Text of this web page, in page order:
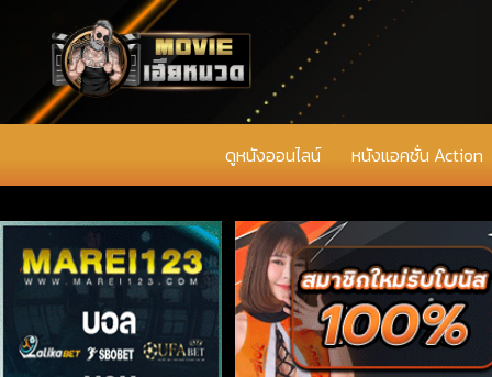
ดูหนังออนไลน์ หนังแอคชั่น Action